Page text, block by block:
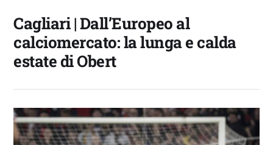
Cagliari | Dall’Europeo al
calciomercato: la lunga e calda
estate di Obert